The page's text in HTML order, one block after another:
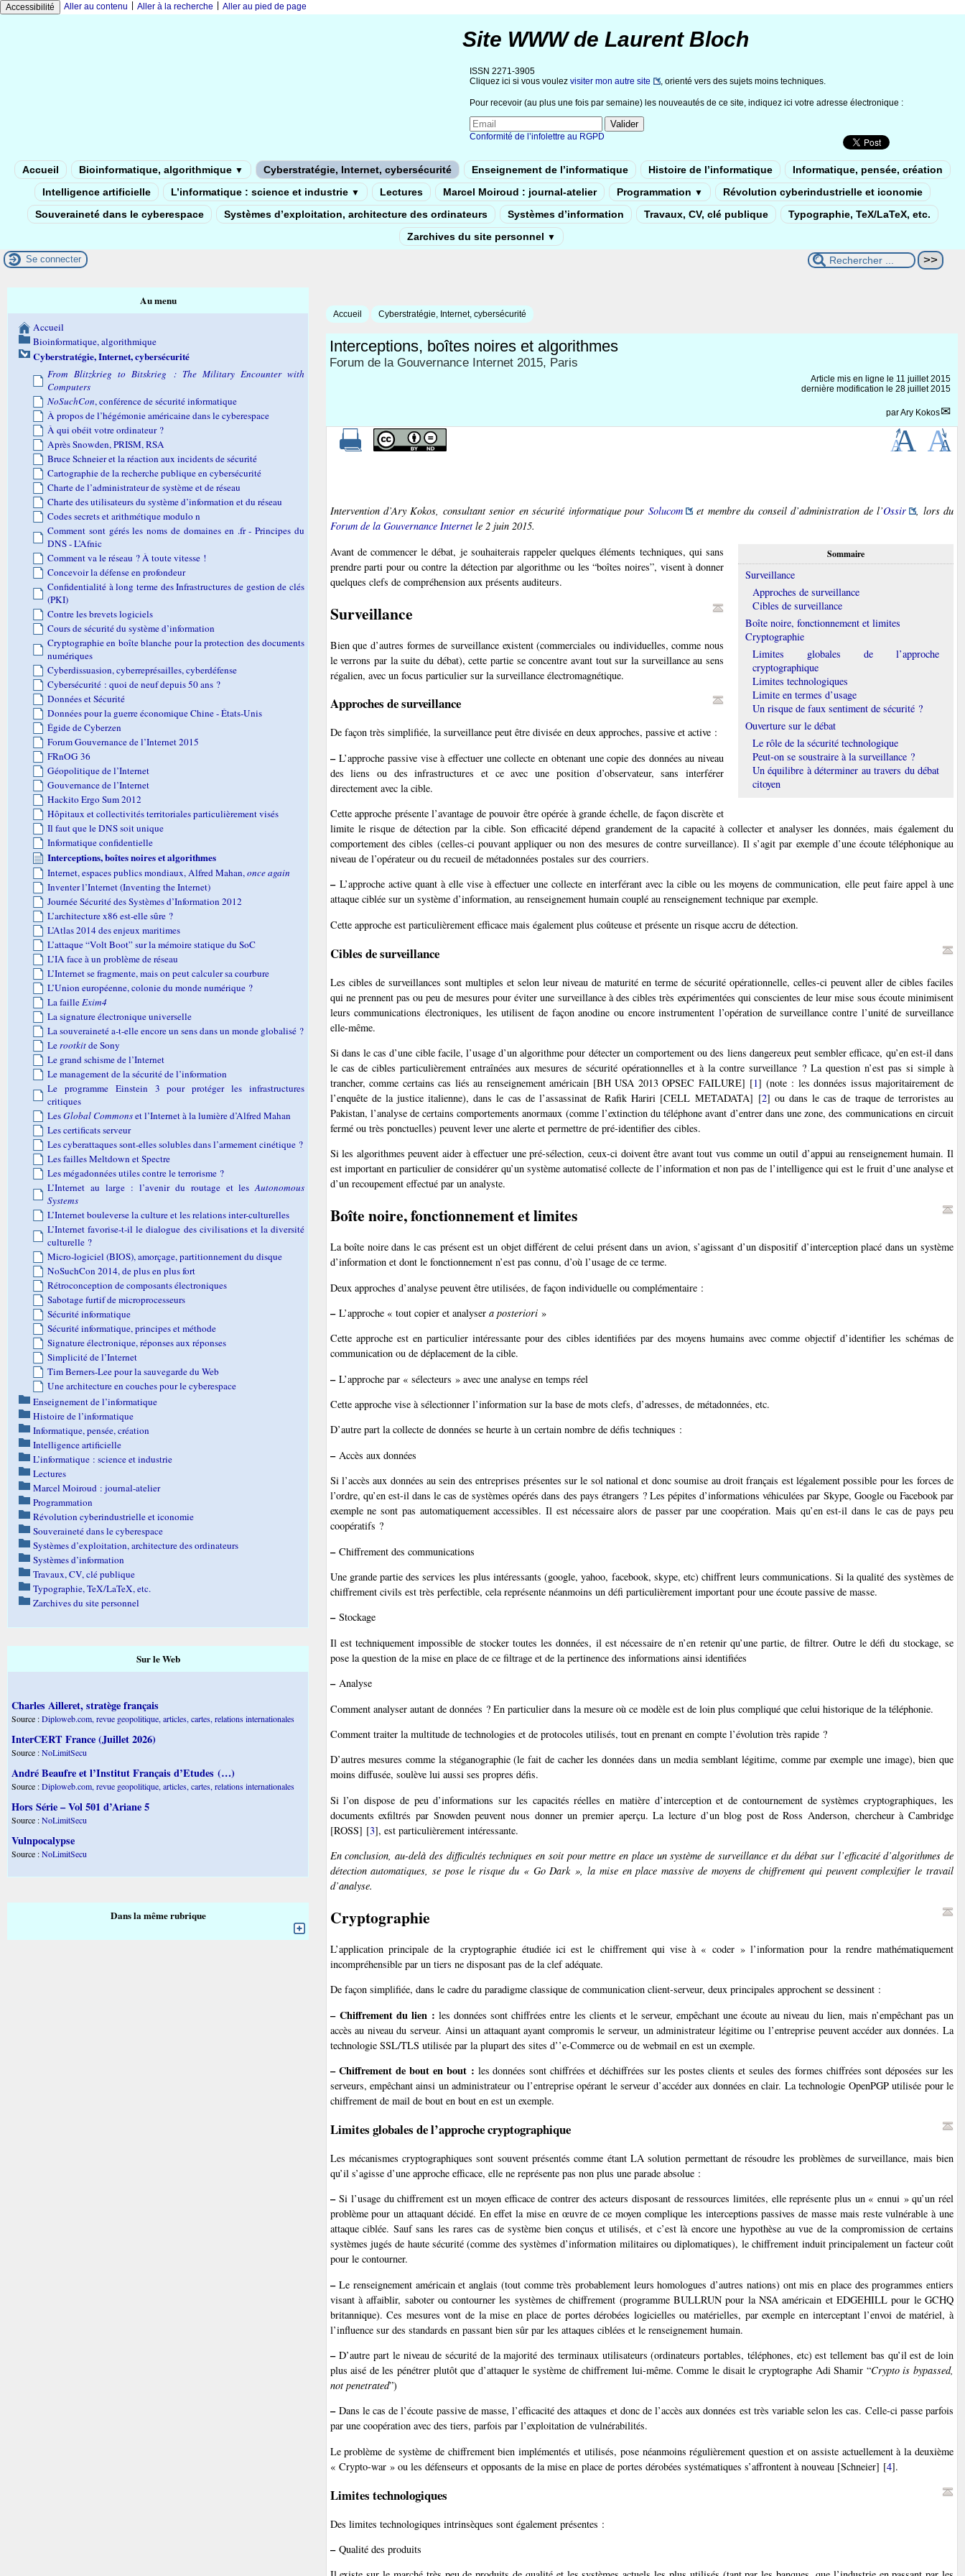
Accessibilité Aller au contenu Aller à la recherche Aller au pied de page
Site WWW de Laurent Bloch
ISSN 2271-3905
Cliquez ici si vous voulez visiter mon autre site , orienté vers des sujets moins techniques.
Pour recevoir (au plus une fois par semaine) les nouveautés de ce site, indiquez ici votre adresse électronique :
Conformité de l’infolettre au RGPD
Accueil Bioinformatique, algorithmique ▼ Cyberstratégie, Internet, cybersécurité Enseignement de l’informatique Histoire de l’informatique
Informatique, pensée, création
Intelligence artificielle
L’informatique : science et industrie ▼ Lectures Marcel Moiroud : journal-atelier Programmation ▼
Révolution cyberindustrielle et iconomie
Souveraineté dans le cyberespace
Systèmes d’exploitation, architecture des ordinateurs Systèmes d’information Travaux, CV, clé publique
Typographie, TeX/LaTeX, etc.
Zarchives du site personnel ▼
Se connecter
Accueil Cyberstratégie, Internet, cybersécurité
Interceptions, boîtes noires et algorithmes
Forum de la Gouvernance Internet 2015, Paris
Article mis en ligne le 11 juillet 2015
dernière modification le 28 juillet 2015
parAry Kokos
Intervention d’Ary Kokos, consultant senior en sécurité informatique pour Solucom et membre du conseil d’administration de l’Ossir
, lors du
Forum de la Gouvernance Internetle 2 juin 2015.
Sommaire
Surveillance
Approches de surveillance
Cibles de surveillance
Boîte noire, fonctionnement et limites
Cryptographie
Limites globales de l’approche
cryptographique
Limites technologiques
Limite en termes d’usage
Un risque de faux sentiment de sécurité ?
Ouverture sur le débat
Le rôle de la sécurité technologique
Peut-on se soustraire à la surveillance ?
Un équilibre à déterminer au travers du débat
citoyen
Avant de commencer le débat, je souhaiterais rappeler quelques éléments techniques, qui sans
prendre parti pour ou contre la détection par algorithme ou les “boîtes noires”, visent à donner
quelques clefs de compréhension aux présents auditeurs.
Surveillance
Bien que d’autres formes de surveillance existent (commerciales ou individuelles, comme nous
le verrons par la suite du débat), cette partie se concentre avant tout sur la surveillance au sens
régalien, avec un focus particulier sur la surveillance électromagnétique.
Approches de surveillance
De façon très simplifiée, la surveillance peut être divisée en deux approches, passive et active :
–L’approche passive vise à effectuer une collecte en obtenant une copie des données au niveau
des liens ou des infrastructures et ce avec une position d’observateur, sans interférer
directement avec la cible.
Cette approche présente l’avantage de pouvoir être opérée à grande échelle, de façon discrète et
limite le risque de détection par la cible. Son efficacité dépend grandement de la capacité à collecter et analyser les données, mais également du
comportement des cibles (celles-ci pouvant appliquer ou non des mesures de contre surveillance). Il s’agit par exemple d’une écoute téléphonique au
niveau de l’opérateur ou du recueil de métadonnées postales sur des courriers.
–L’approche active quant à elle vise à effectuer une collecte en interférant avec la cible ou les moyens de communication, elle peut faire appel à une
attaque ciblée sur un système d’information, au renseignement humain couplé au renseignement technique par exemple.
Cette approche est particulièrement efficace mais également plus coûteuse et présente un risque accru de détection.
Cibles de surveillance
Les cibles de surveillances sont multiples et selon leur niveau de maturité en terme de sécurité opérationnelle, celles-ci peuvent aller de cibles faciles
qui ne prennent pas ou peu de mesures pour éviter une surveillance à des cibles très expérimentées qui conscientes de leur mise sous écoute minimisent
leurs communications électroniques, les utilisent de façon anodine ou encore instrumentent l’opération de surveillance contre l’unité de surveillance
elle-même.
Si dans le cas d’une cible facile, l’usage d’un algorithme pour détecter un comportement ou des liens dangereux peut sembler efficace, qu’en est-il dans
le cas de cibles particulièrement entraînées aux mesures de sécurité opérationnelles et à la contre surveillance ? La question n’est pas si simple à
trancher, comme certains cas liés au renseignement américain [BH USA 2013 OPSEC FAILURE] [1] (note : les données issus majoritairement de
l’enquête de la justice italienne), dans le cas de l’assassinat de Rafik Hariri [CELL METADATA] [2] ou dans le cas de traque de terroristes au
Pakistan, l’analyse de certains comportements anormaux (comme l’extinction du téléphone avant d’entrer dans une zone, des communications en circuit
fermé ou très ponctuelles) peuvent lever une alerte et permettre de pré-identifier des cibles.
Si les algorithmes peuvent aider à effectuer une pré-sélection, ceux-ci doivent être avant tout vus comme un outil d’appui au renseignement humain. Il
est important en particulier de considérer qu’un système automatisé collecte de l’information et non pas de l’intelligence qui est le fruit d’une analyse et
d’un recoupement effectué par un analyste.
Boîte noire, fonctionnement et limites
La boîte noire dans le cas présent est un objet différent de celui présent dans un avion, s’agissant d’un dispositif d’interception placé dans un système
d’information et dont le fonctionnement n’est pas connu, d’où l’usage de ce terme.
Deux approches d’analyse peuvent être utilisées, de façon individuelle ou complémentaire :
–L’approche « tout copier et analyser a posteriori»
Cette approche est en particulier intéressante pour des cibles identifiées par des moyens humains avec comme objectif d’identifier les schémas de
communication ou de déplacement de la cible.
–L’approche par « sélecteurs » avec une analyse en temps réel
Cette approche vise à sélectionner l’information sur la base de mots clefs, d’adresses, de métadonnées, etc.
D’autre part la collecte de données se heurte à un certain nombre de défis techniques :
–Accès aux données
Si l’accès aux données au sein des entreprises présentes sur le sol national et donc soumise au droit français est légalement possible pour les forces de
l’ordre, qu’en est-il dans le cas de systèmes opérés dans des pays étrangers ? Les pépites d’informations véhiculées par Skype, Google ou Facebook par
exemple ne sont pas automatiquement accessibles. Il est nécessaire alors de passer par une coopération. Mais qu’en est-il dans le cas de pays peu
coopératifs ?
–Chiffrement des communications
Une grande partie des services les plus intéressants (google, yahoo, facebook, skype, etc) chiffrent leurs communications. Si la qualité des systèmes de
chiffrement civils est très perfectible, cela représente néanmoins un défi particulièrement important pour une écoute passive de masse.
–Stockage
Il est techniquement impossible de stocker toutes les données, il est nécessaire de n’en retenir qu’une partie, de filtrer. Outre le défi du stockage, se
pose la question de la mise en place de ce filtrage et de la pertinence des informations ainsi identifiées
–Analyse
Comment analyser autant de données ? En particulier dans la mesure où ce modèle est de loin plus compliqué que celui historique de la téléphonie.
Comment traiter la multitude de technologies et de protocoles utilisés, tout en prenant en compte l’évolution très rapide ?
D’autres mesures comme la stéganographie (le fait de cacher les données dans un media semblant légitime, comme par exemple une image), bien que
moins diffusée, soulève lui aussi ses propres défis.
Si l’on dispose de peu d’informations sur les capacités réelles en matière d’interception et de contournement de systèmes cryptographiques, les
documents exfiltrés par Snowden peuvent nous donner un premier aperçu. La lecture d’un blog post de Ross Anderson, chercheur à Cambridge
[ROSS] [3], est particulièrement intéressante.
En conclusion, au-delà des difficultés techniques en soit pour mettre en place un système de surveillance et du débat sur l’efficacité d’algorithmes de
détection automatiques, se pose le risque du « Go Dark », la mise en place massive de moyens de chiffrement qui peuvent complexifier le travail
d’analyse.
Cryptographie
L’application principale de la cryptographie étudiée ici est le chiffrement qui vise à « coder » l’information pour la rendre mathématiquement
incompréhensible par un tiers ne disposant pas de la clef adéquate.
De façon simplifiée, dans le cadre du paradigme classique de communication client-serveur, deux principales approchent se dessinent :
– Chiffrement du lien : les données sont chiffrées entre les clients et le serveur, empêchant une écoute au niveau du lien, mais n’empêchant pas un
accès au niveau du serveur. Ainsi un attaquant ayant compromis le serveur, un administrateur légitime ou l’entreprise peuvent accéder aux données. La
technologie SSL/TLS utilisée par la plupart des sites d’’e-Commerce ou de webmail en est un exemple.
– Chiffrement de bout en bout : les données sont chiffrées et déchiffrées sur les postes clients et seules des formes chiffrées sont déposées sur les
serveurs, empêchant ainsi un administrateur ou l’entreprise opérant le serveur d’accéder aux données en clair. La technologie OpenPGP utilisée pour le
chiffrement de mail de bout en bout en est un exemple.
Limites globales de l’approche cryptographique
Les mécanismes cryptographiques sont souvent présentés comme étant LA solution permettant de résoudre les problèmes de surveillance, mais bien
qu’il s’agisse d’une approche efficace, elle ne représente pas non plus une parade absolue :
–Si l’usage du chiffrement est un moyen efficace de contrer des acteurs disposant de ressources limitées, elle représente plus un « ennui » qu’un réel
problème pour un attaquant décidé. En effet la mise en œuvre de ce moyen complique les interceptions passives de masse mais reste vulnérable à une
attaque ciblée. Sauf sans les rares cas de système bien conçus et utilisés, et c’est là encore une hypothèse au vue de la compromission de certains
systèmes jugés de haute sécurité (comme des systèmes d’information militaires ou diplomatiques), le chiffrement induit principalement un facteur coût
pour le contourner.
–Le renseignement américain et anglais (tout comme très probablement leurs homologues d’autres nations) ont mis en place des programmes entiers
visant à affaiblir, saboter ou contourner les systèmes de chiffrement (programme BULLRUN pour la NSA américain et EDGEHILL pour le GCHQ
britannique). Ces mesures vont de la mise en place de portes dérobées logicielles ou matérielles, par exemple en interceptant l’envoi de matériel, à
l’influence sur des standards en passant bien sûr par les attaques ciblées et le renseignement humain.
–D’autre part le niveau de sécurité de la majorité des terminaux utilisateurs (ordinateurs portables, téléphones, etc) est tellement bas qu’il est de loin
plus aisé de les pénétrer plutôt que d’attaquer le système de chiffrement lui-même. Comme le disait le cryptographe Adi Shamir “Crypto is bypassed,
not penetrated”)
–Dans le cas de l’écoute passive de masse, l’efficacité des attaques et donc de l’accès aux données est très variable selon les cas. Celle-ci passe parfois
par une coopération avec des tiers, parfois par l’exploitation de vulnérabilités.
Le problème de système de chiffrement bien implémentés et utilisés, pose néanmoins régulièrement question et on assiste actuellement à la deuxième
« Crypto-war » ou les défenseurs et opposants de la mise en place de portes dérobées systématiques s’affrontent à nouveau [Schneier] [4].
Limites technologiques
Des limites technologiques intrinsèques sont également présentes :
–Qualité des produits
Au menu
Accueil
Bioinformatique, algorithmique
Cyberstratégie, Internet, cybersécurité
From Blitzkrieg to Bitskrieg : The Military Encounter with
Computers
NoSuchCon, conférence de sécurité informatique
À propos de l’hégémonie américaine dans le cyberespace
À qui obéit votre ordinateur ?
Après Snowden, PRISM, RSA
Bruce Schneier et la réaction aux incidents de sécurité
Cartographie de la recherche publique en cybersécurité
Charte de l’administrateur de système et de réseau
Charte des utilisateurs du système d’information et du réseau
Codes secrets et arithmétique modulo n
Comment sont gérés les noms de domaines en .fr - Principes du
DNS - L’Afnic
Comment va le réseau ? À toute vitesse !
Concevoir la défense en profondeur
Confidentialité à long terme des Infrastructures de gestion de clés
(PKI)
Contre les brevets logiciels
Cours de sécurité du système d’information
Cryptographie en boîte blanche pour la protection des documents
numériques
Cyberdissuasion, cyberreprésailles, cyberdéfense
Cybersécurité : quoi de neuf depuis 50 ans ?
Données et Sécurité
Données pour la guerre économique Chine - États-Unis
Égide de Cyberzen
Forum Gouvernance de l’Internet 2015
FRnOG 36
Géopolitique de l’Internet
Gouvernance de l’Internet
Hackito Ergo Sum 2012
Hôpitaux et collectivités territoriales particulièrement visés
Il faut que le DNS soit unique
Informatique confidentielle
Interceptions, boîtes noires et algorithmes
Internet, espaces publics mondiaux, Alfred Mahan,once again
Inventer l’Internet (Inventing the Internet)
Journée Sécurité des Systèmes d’Information 2012
L’architecture x86 est-elle sûre ?
L’Atlas 2014 des enjeux maritimes
L’attaque “Volt Boot” sur la mémoire statique du SoC
L’IA face à un problème de réseau
L’Internet se fragmente, mais on peut calculer sa courbure
L’Union européenne, colonie du monde numérique ?
La failleExim4
La signature électronique universelle
La souveraineté a-t-elle encore un sens dans un monde globalisé ?
Lerootkitde Sony
Le grand schisme de l’Internet
Le management de la sécurité de l’information
Le programme Einstein 3 pour protéger les infrastructures
critiques
LesGlobal Commonset l’Internet à la lumière d’Alfred Mahan
Les certificats serveur
Les cyberattaques sont-elles solubles dans l’armement cinétique ?
Les failles Meltdown et Spectre
Les mégadonnées utiles contre le terrorisme ?
L’Internet au large : l’avenir du routage et lesAutonomous
Systems
L’Internet bouleverse la culture et les relations inter-culturelles
L’Internet favorise-t-il le dialogue des civilisations et la diversité
culturelle ?
Micro-logiciel (BIOS), amorçage, partitionnement du disque
NoSuchCon 2014, de plus en plus fort
Rétroconception de composants électroniques
Sabotage furtif de microprocesseurs
Sécurité informatique
Sécurité informatique, principes et méthode
Signature électronique, réponses aux réponses
Simplicité de l’Internet
Tim Berners-Lee pour la sauvegarde du Web
Une architecture en couches pour le cyberespace
Enseignement de l’informatique
Histoire de l’informatique
Informatique, pensée, création
Intelligence artificielle
L’informatique : science et industrie
Lectures
Marcel Moiroud : journal-atelier
Programmation
Révolution cyberindustrielle et iconomie
Souveraineté dans le cyberespace
Systèmes d’exploitation, architecture des ordinateurs
Systèmes d’information
Travaux, CV, clé publique
Typographie, TeX/LaTeX, etc.
Zarchives du site personnel
Sur le Web
Charles Ailleret, stratège français
Source :Diploweb.com, revue geopolitique, articles, cartes, relations internationales
InterCERT France (Juillet 2026)
Source :NoLimitSecu
André Beaufre et l’Institut Français d’Etudes (…)
Source :Diploweb.com, revue geopolitique, articles, cartes, relations internationales
Hors Série – Vol 501 d’Ariane 5
Source :NoLimitSecu
Vulnpocalypse
Source :NoLimitSecu
Dans la même rubrique